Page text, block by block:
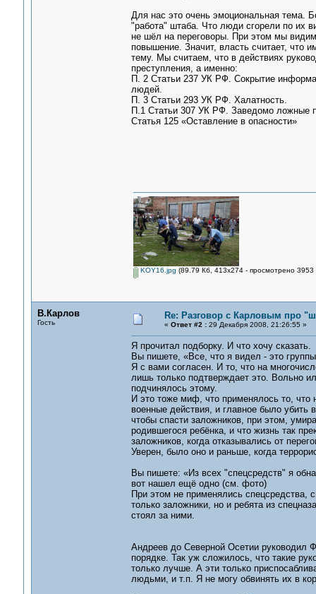
Для нас это очень эмоциональная тема.
"работа" штаба. Что люди сгорели по их
не шёл на переговоры. При этом мы
повышение. Значит, власть считает, что
тему. Мы считаем, что в действиях
преступления, а именно:
П. 2 Статьи 237 УК РФ. Сокрытие
людей.
П. 3 Статьи 293 УК РФ. Халатность.
П.1 Статьи 307 УК РФ. Заведомо ложные
Статья 125 «Оставление в опасности»
KOY16.jpg (89.79 Кб, 413x274 - просмотрено 3953
В.Карлов
Гость
Re: Разговор с Карловым про
« Ответ #2 :29 Декабря 2008, 21:26:55 »
Я прочитал подборку. И что хочу сказать.
Вы пишете, «Все, что я видел - это
Я с вами согласен. И то, что на
лишь только подтверждает это. Вольно
подчинялось этому.
И это тоже миф, что применялось то, что
военные действия, и главное было убить
чтобы спасти заложников, при этом,
родившегося ребёнка, и что жизнь так
заложников, когда отказывались от
Уверен, было оно и раньше, когда
Вы пишете: «Из всех "спецсредств" я
вот нашел ещё одно (см. фото)
При этом не применялись спецсредства,
только заложники, но и ребята из
стоял за ними.
Андреев до Северной Осетии руководил
порядке. Так уж сложилось, что такие
только лучше. А эти только
людьми, и т.п. Я не могу обвинять их в